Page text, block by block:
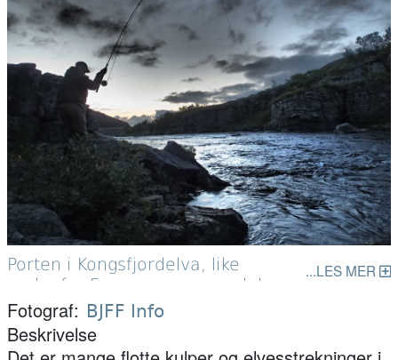
Porten i Kongsfjordelva, like
nedenfor Fossen er en særdeles
populær og mye brukt fiskeplass
gjennom hele sesongen.
LES MER
Fotograf BJFF Info
Beskrivelse